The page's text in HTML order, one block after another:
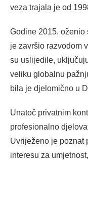
veza trajala je od
Godine 2015. oženio
je završio razvodom
su uslijedile,
veliku globalnu
bila je djelomično u
Unatoč privatnim
profesionalno
Uvriježeno je poznat
interesu za